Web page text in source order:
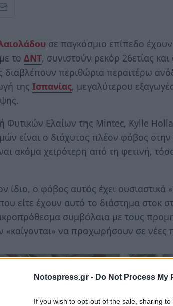
Notospress.gr - Do Not Process My
If you wish to opt-out of the sale, sharing
σε παγκόσμιο επίπεδο
το ΔΝΤ, συνιστούν ρεκόρ 26ετίας και
διαβλέπουν περιθώρια περαιτέρω
της Ισπανίας, μεγαλύτερου
Φυτικών Ελαίων της Mintec, Kylle
είναι ο διάχυτος πλέον φόβος
ακόμα χειρότερη από τη φετινή,
ίδιο, ο φόβος αυτός έχει ουσιαστικά
είτε έχουν αυτό το διάστημα στοκ
συμβόλαια με τους
να προχωρήσουν σε νέες